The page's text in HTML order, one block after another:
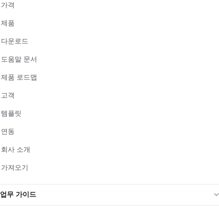
가격
제품
다운로드
도움말 문서
제품 로드맵
고객
템플릿
연동
회사 소개
가져오기
업무 가이드